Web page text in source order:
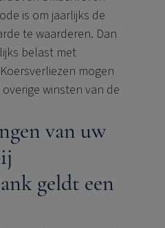
is om jaarlijks de
te waarderen. Dan
belast met
mogen
winsten van de
van uw
geldt een